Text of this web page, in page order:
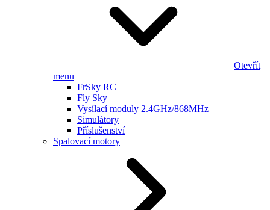
Otevřít
menu
FrSky RC
Fly Sky
Vysílací moduly 2.4GHz/868MHz
Simulátory
Příslušenství
Spalovací motory